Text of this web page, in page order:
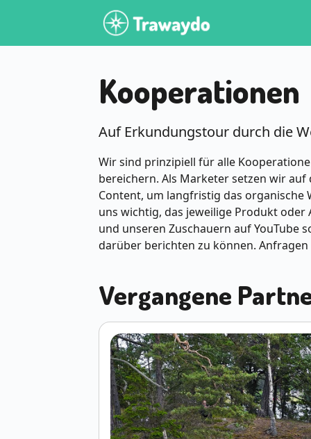
Kooperationen
Auf Erkundungstour durch die
Wir sind prinzipiell für alle
bereichern. Als Marketer setzen wir
Content, um langfristig das organische
uns wichtig, das jeweilige Produkt
und unseren Zuschauern auf YouTube
darüber berichten zu können.
Vergangene